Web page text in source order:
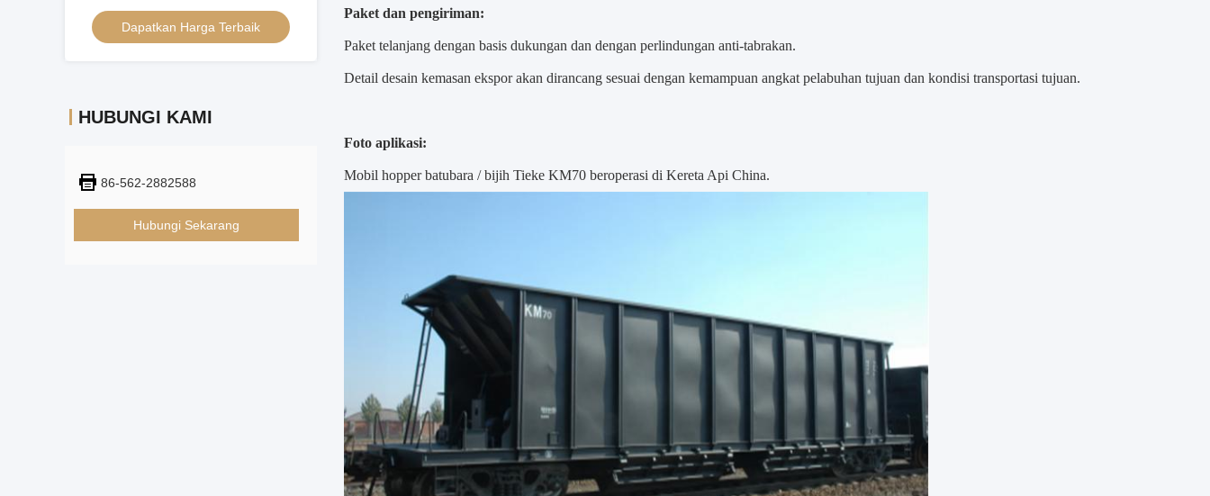
Berat 90 Ton
Dapatkan Harga Terbaik
HUBUNGI KAMI
86-562-2882588
Hubungi Sekarang
Paket dan pengiriman:
Paket telanjang dengan basis dukungan dan dengan perlindungan anti-tabrakan.
Detail desain kemasan ekspor akan dirancang sesuai dengan kemampuan angkat pelabuhan tujuan dan kondisi transportasi tujuan.
Foto aplikasi:
Mobil hopper batubara / bijih Tieke KM70 beroperasi di Kereta Api China.